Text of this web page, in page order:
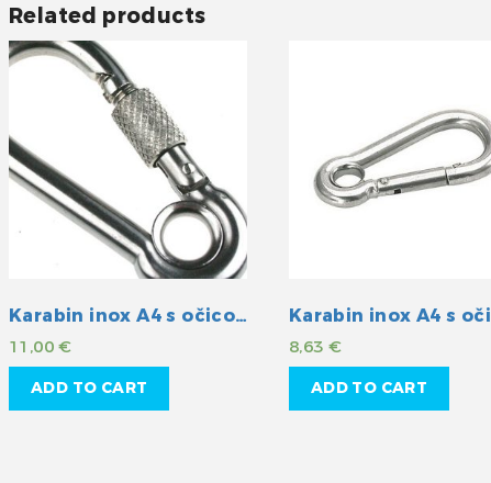
Related products
Karabin inox A4 s očicom i osiguranjem 100mm
11,00€
ADD TO CART
8,63 €
ADD TO CART